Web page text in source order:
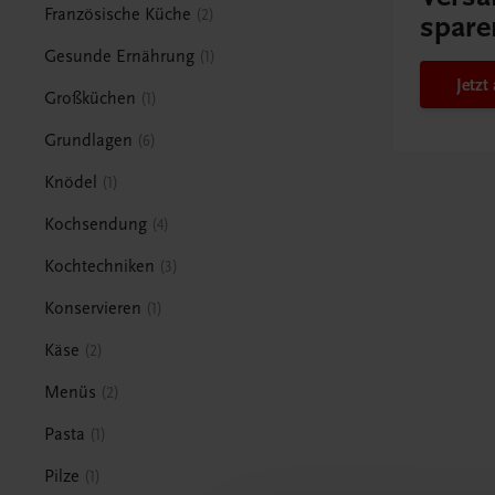
Französische Küche 2
Gesunde Ernährung 1
Großküchen 1
Grundlagen 6
Knödel 1
Kochsendung 4
Kochtechniken 3
Konservieren 1
Käse 2
Menüs 2
Pasta 1
Pilze 1
Jetzt